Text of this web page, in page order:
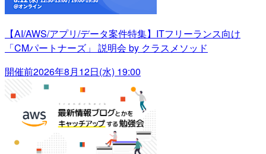
【AI/AWS/アプリ/データ案件特集】ITフリーランス向け
「CMパートナーズ」 説明会 by クラスメソッド
開催前2026年8月12日(水) 19:00